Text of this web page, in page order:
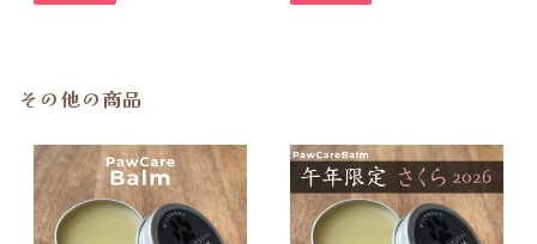
その他の商品